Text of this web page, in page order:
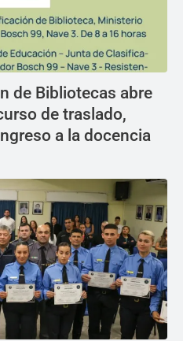
de Bibliotecas abre
de traslado,
a la docencia